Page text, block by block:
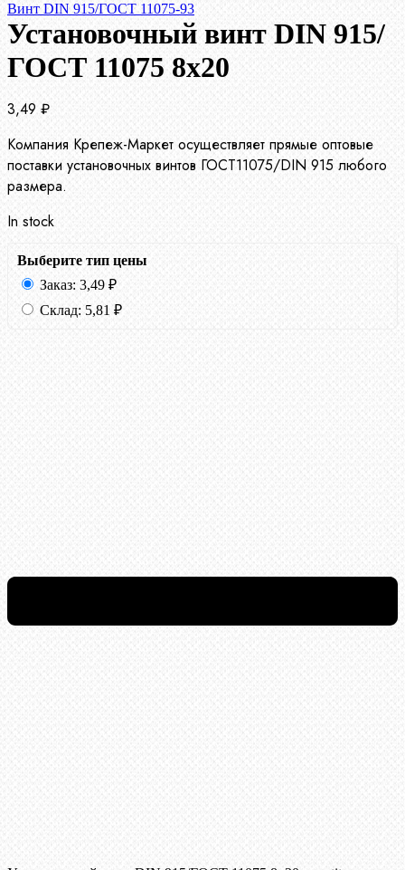
Винт DIN 915/ГОСТ 11075-93
Установочный винт DIN 915/
ГОСТ 11075 8х20
3,49 ₽
Компания Крепеж-Маркет осуществляет прямые оптовые
поставки установочных винтов ГОСТ11075/DIN 915 любого
размера.
In stock
Выберите тип цены
Заказ: 3,49 ₽
Склад: 5,81 ₽